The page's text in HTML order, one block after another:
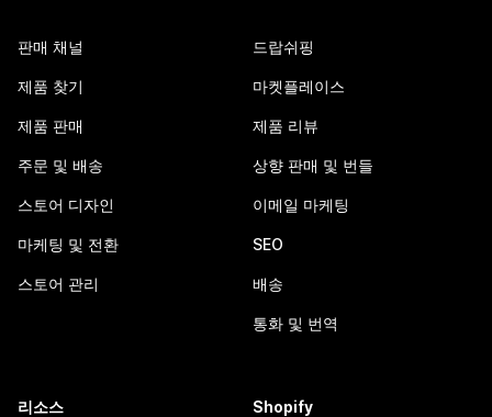
판매 채널
제품 찾기
제품 판매
주문 및 배송
스토어 디자인
마케팅 및 전환
스토어 관리
드랍쉬핑
마켓플레이스
제품 리뷰
상향 판매 및 번들
이메일 마케팅
SEO
배송
통화 및 번역
리소스 Shopify